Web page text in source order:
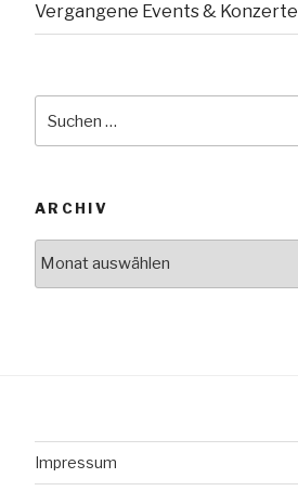
Vergangene Events & Konzerte
nach:
ARCHIV
Impressum